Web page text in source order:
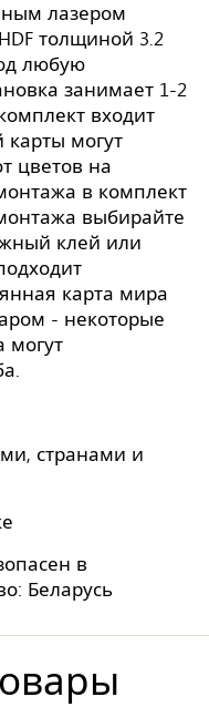
лазером
толщиной 3.2
любую
занимает 1-2
входит
карты могут
цветов на
в комплект
выбирайте
клей или
карта мира
- некоторые
могут
странами и
в
Беларусь